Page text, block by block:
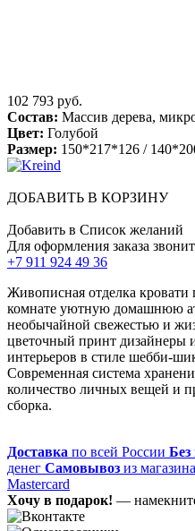
102 793 руб.
Состав: Массив дерева,
Цвет: Голубой
Размер: 150*217*126 /
ДОБАВИТЬ В КОРЗИНУ
Добавить в Список желаний
Для оформления заказа
+7 911 924 49 36
Живописная отделка кровати
комнате уютную домашнюю
необычайной свежестью и
цветочный принт дизайнеры
интерьеров в стиле шебби-
Современная система
количество личных вещей и
сборка.
Доставка по всей России Без
денег Самовывоз из магазина
Mastercard
Хочу в подарок! —